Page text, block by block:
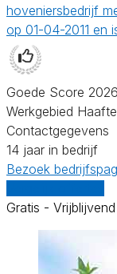
hoveniersbedrijf
op 01-04-2011 en
Goede Score 2026
Werkgebied
Contactgegevens
14 jaar in bedrijf
Bezoek
Gratis - Vrijblijvend